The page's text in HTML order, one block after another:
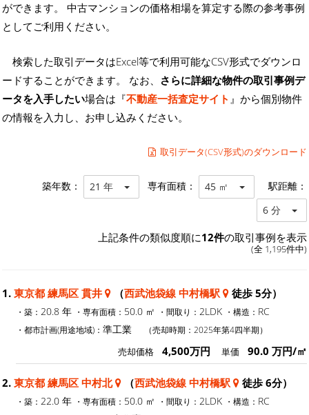
ができます。 中古マンションの価格相場を算定する際の参考事例
としてご利用ください。
検索した取引データはExcel等で利用可能なCSV形式でダウンロ
ードすることができます。 なお、 さらに詳細な物件の取引事例デ
ータを入手したい場合は『不動産一括査定サイト 』から個別物件
の情報を入力し、お申し込みください。
取引データ(CSV形式)のダウンロード
築年数： 21 年 専有面積： 45 ㎡ 駅距離：
6 分
上記条件の類似度順に12件の取引事例を表示
(全 1,195件中)
1. 東京都 練馬区 貫井 （西武池袋線 中村橋駅 徒歩 5分）
・築： 20.8 年 ・専有面積： 50.0 ㎡ ・間取り： 2LDK ・構造： RC
・都市計画(用途地域)： 準工業 （売却時期：2025年第4四半期）
売却価格 4,500万円 単価 90.0 万円/㎡
2. 東京都 練馬区 中村北 （西武池袋線 中村橋駅 徒歩 6分）
・築： 22.0 年 ・専有面積： 50.0 ㎡ ・間取り： 2LDK ・構造： RC